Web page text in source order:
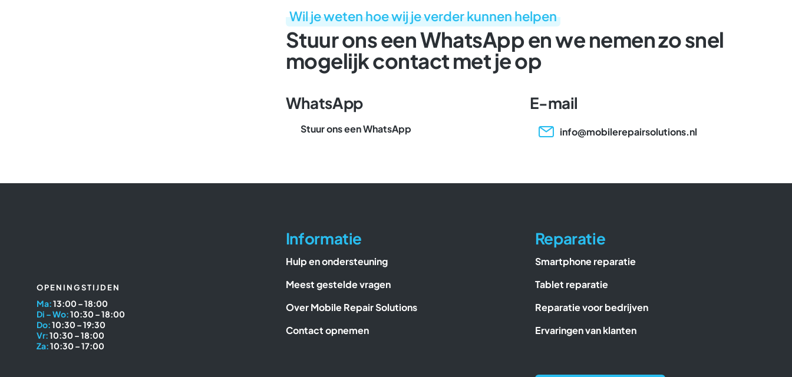
Wil je weten hoe wij je verder kunnen helpen
Stuur ons een WhatsApp en we nemen zo snel
mogelijk contact met je op
WhatsApp
Stuur ons een WhatsApp
E-mail
info@mobilerepairsolutions.nl
OPENINGSTIJDEN
Ma:13:00 – 18:00
Di – Wo:10:30 – 18:00
Do:10:30 – 19:30
Vr:10:30 – 18:00
Za:10:30 – 17:00
Informatie
Hulp en ondersteuning
Meest gestelde vragen
Over Mobile Repair Solutions
Contact opnemen
Reparatie
Smartphone reparatie
Tablet reparatie
Reparatie voor bedrijven
Ervaringen van klanten